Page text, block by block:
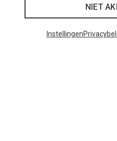
26 van 26
NIET
Instellingen